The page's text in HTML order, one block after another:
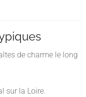
de charme le long
sur la Loire.